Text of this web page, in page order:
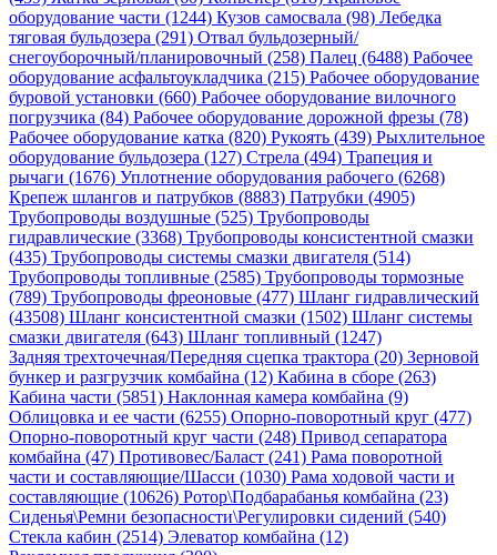
оборудование части (1244) Кузов самосвала (98) Лебедка
тяговая бульдозера (291) Отвал бульдозерный/
снегоуборочный/планировочный (258) Палец (6488) Рабочее
оборудование асфальтоукладчика (215) Рабочее оборудование
буровой установки (660) Рабочее оборудование вилочного
погрузчика (84) Рабочее оборудование дорожной фрезы (78)
Рабочее оборудование катка (820) Рукоять (439) Рыхлительное
оборудование бульдозера (127) Стрела (494) Трапеция и
рычаги (1676) Уплотнение оборудования рабочего (6268)
Крепеж шлангов и патрубков (8883) Патрубки (4905)
Трубопроводы воздушные (525) Трубопроводы
гидравлические (3368) Трубопроводы консистентной смазки
(435) Трубопроводы системы смазки двигателя (514)
Трубопроводы топливные (2585) Трубопроводы тормозные
(789) Трубопроводы фреоновые (477) Шланг гидравлический
(43508) Шланг консистентной смазки (1502) Шланг системы
смазки двигателя (643) Шланг топливный (1247)
Задняя трехточечная/Передняя сцепка трактора (20) Зерновой
бункер и разгрузчик комбайна (12) Кабина в сборе (263)
Кабина части (5851) Наклонная камера комбайна (9)
Облицовка и ее части (6255) Опорно-поворотный круг (477)
Опорно-поворотный круг части (248) Привод сепаратора
комбайна (47) Противовес/Баласт (241) Рама поворотной
части и составляющие/Шасси (1030) Рама ходовой части и
составляющие (10626) Ротор\Подбарабанья комбайна (23)
Сиденья\Ремни безопасности\Регулировки сидений (540)
Стекла кабин (2514) Элеватор комбайна (12)